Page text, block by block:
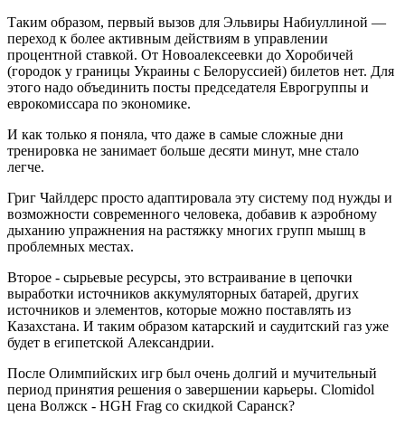
Таким образом, первый вызов для Эльвиры Набиуллиной —
переход к более активным действиям в управлении
процентной ставкой. От Новоалексеевки до Хоробичей
(городок у границы Украины с Белоруссией) билетов нет. Для
этого надо объединить посты председателя Еврогруппы и
еврокомиссара по экономике.
И как только я поняла, что даже в самые сложные дни
тренировка не занимает больше десяти минут, мне стало
легче.
Григ Чайлдерс просто адаптировала эту систему под нужды и
возможности современного человека, добавив к аэробному
дыханию упражнения на растяжку многих групп мышц в
проблемных местах.
Второе - сырьевые ресурсы, это встраивание в цепочки
выработки источников аккумуляторных батарей, других
источников и элементов, которые можно поставлять из
Казахстана. И таким образом катарский и саудитский газ уже
будет в египетской Александрии.
После Олимпийских игр был очень долгий и мучительный
период принятия решения о завершении карьеры. Clomidol
цена Волжск - HGH Frag со скидкой Саранск?